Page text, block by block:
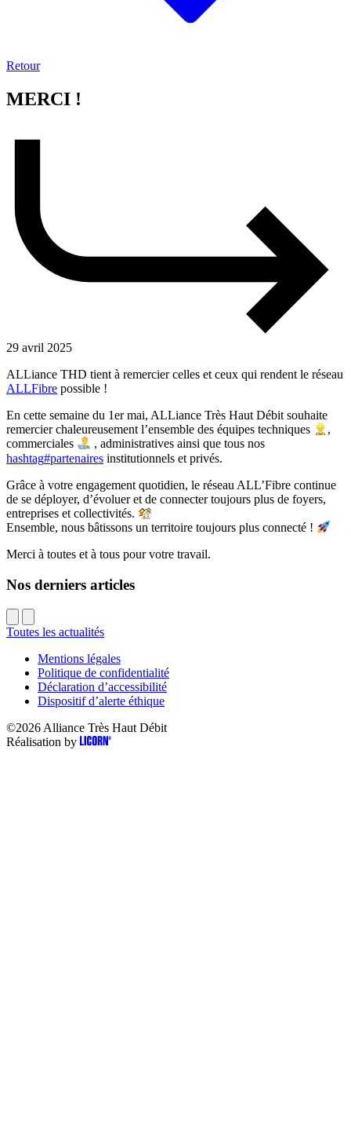
Retour
MERCI !
29 avril 2025
ALLiance THD tient à remercier celles et ceux qui rendent le réseau
ALLFibre possible !
En cette semaine du 1er mai, ALLiance Très Haut Débit souhaite
remercier chaleureusement l’ensemble des équipes techniques
,
commerciales
, administratives ainsi que tous nos
hashtag#partenaires institutionnels et privés.
Grâce à votre engagement quotidien, le réseau ALL’Fibre continue
de se déployer, d’évoluer et de connecter toujours plus de foyers,
entreprises et collectivités.
Ensemble, nous bâtissons un territoire toujours plus connecté !
Merci à toutes et à tous pour votre travail.
Nos derniers articles
Toutes les actualités
Mentions légales
Politique de confidentialité
Déclaration d’accessibilité
Dispositif d’alerte éthique
©2026 Alliance Très Haut Débit
Réalisation by